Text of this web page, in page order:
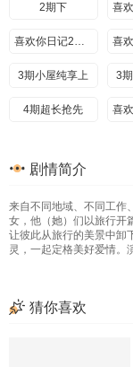
20260705
20260708期下
20260709期纯享
20260712
20260716期下
20260717期上
20260721
20260726
2期下
喜欢你日记2期中
3期小屋纯享上 3
4期超长抢先
二
三
5期超长抢先
一
剧情简介
来自不同地域、不同工作
女，他（她）们以旅行开
让彼此从旅行的美景中卸
灵，一起定格美好爱情。
猜你喜欢